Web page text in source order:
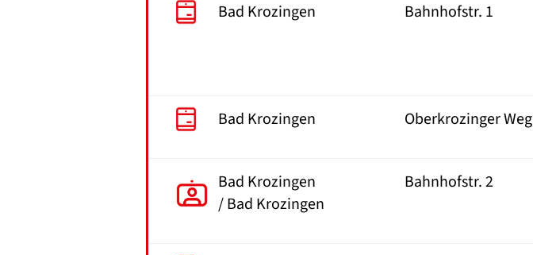
Bad Krozingen Bahnhofstr. 1
Bad Krozingen Oberkrozinger Weg
Bad Krozingen
/ Bad Krozingen
Bahnhofstr. 2